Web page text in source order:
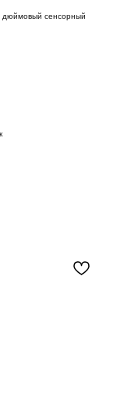
дюймовый сенсорный